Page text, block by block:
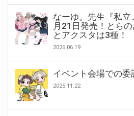
なーゆ。先生『私
月21日発売！とら
とアクスタは3種！
2026.06.19
イベント会場での委
2025.11.22